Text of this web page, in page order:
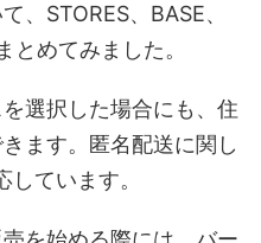
、STORES、BASE、
めてみました。
選択した場合にも、住
ます。匿名配送に関し
ています。